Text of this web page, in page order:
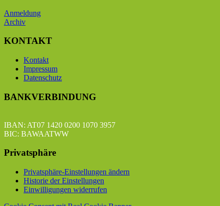
Anmeldung
Archiv
KONTAKT
Kontakt
Impressum
Datenschutz
BANKVERBINDUNG
IBAN: AT07 1420 0200 1070 3957
BIC: BAWAATWW
Privatsphäre
Privatsphäre-Einstellungen ändern
Historie der Einstellungen
Einwilligungen widerrufen